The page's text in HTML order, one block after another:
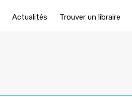
Actualités Trouver un libraire